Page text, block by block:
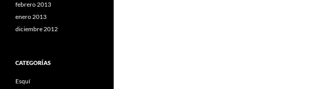
febrero 2013
enero 2013
diciembre 2012
CATEGORÍAS
Esquí